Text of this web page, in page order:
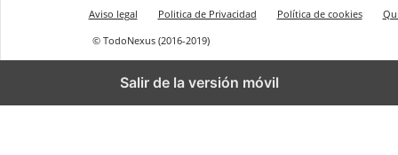
Aviso legal Politica de Privacidad Política de cookies
© TodoNexus (2016-2019)
Salir de la versión móvil